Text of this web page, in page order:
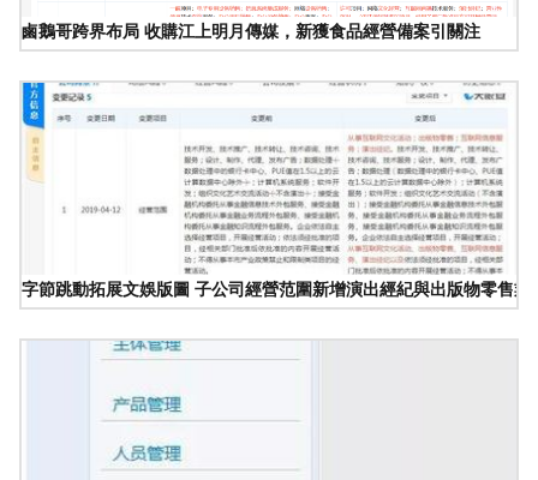
鹵鵝哥跨界布局 收購江上明月傳媒，新獲食品經營備案引關注
字節跳動拓展文娛版圖 子公司經營范圍新增演出經紀與出版物零售業